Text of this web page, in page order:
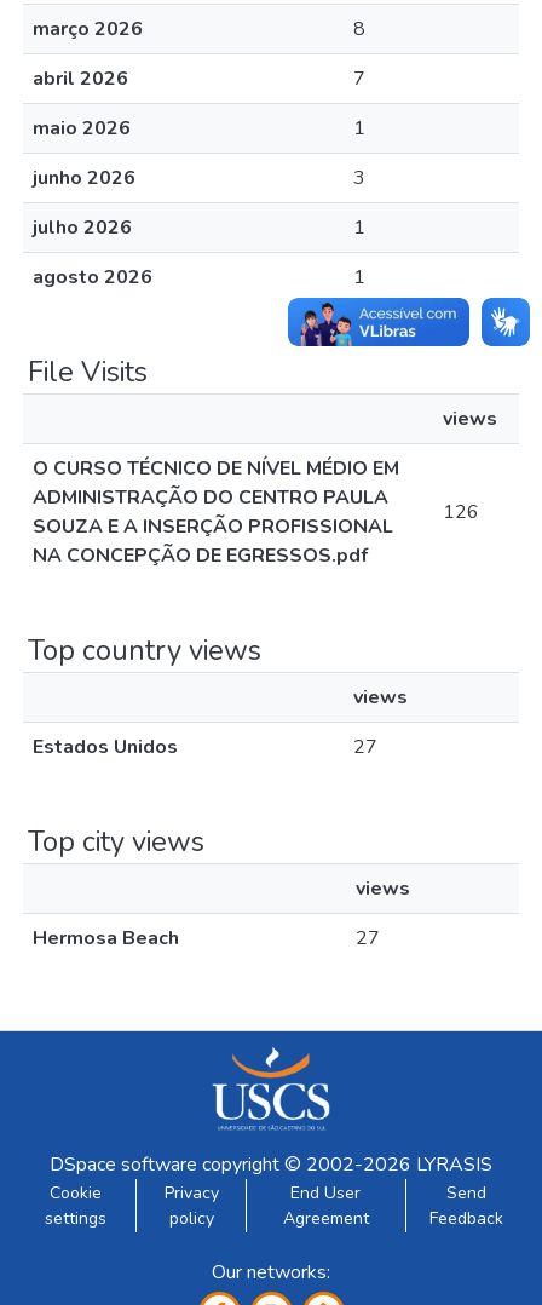
março 2026
8
abril 2026
7
maio 2026
1
junho 2026
3
julho 2026
1
agosto 2026
1
File Visits
views
O CURSO TÉCNICO DE NÍVEL MÉDIO EM
ADMINISTRAÇÃO DO CENTRO PAULA
SOUZA E A INSERÇÃO PROFISSIONAL
NA CONCEPÇÃO DE EGRESSOS.pdf
126
Top country views
views
Estados Unidos
27
Top city views
views
Hermosa Beach
27
DSpace software copyright © 2002-2026 LYRASIS
Cookie
settings
Privacy
policy
End User
Agreement
Send
Feedback
Our networks: